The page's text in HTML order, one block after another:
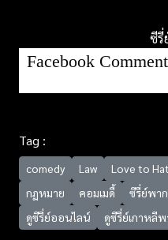
ซีรี่
Facebook
Tag :
comedy Law Love to
กฏหมาย
คอมเมดี้ ซีรี่ย์พา
ดูซีรี่ย์ออนไลน์
ดูซีรี่ย์เกาหลี